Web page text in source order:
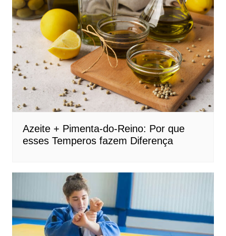
Azeite + Pimenta-do-Reino: Por que
esses Temperos fazem Diferença